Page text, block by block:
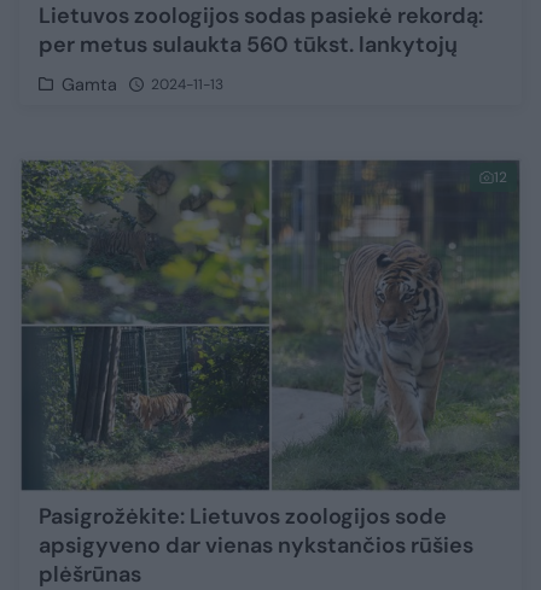
Lietuvos zoologijos sodas pasiekė rekordą:
per metus sulaukta 560 tūkst. lankytojų
Gamta 2024-11-13
12
Pasigrožėkite: Lietuvos zoologijos sode
apsigyveno dar vienas nykstančios rūšies
plėšrūnas